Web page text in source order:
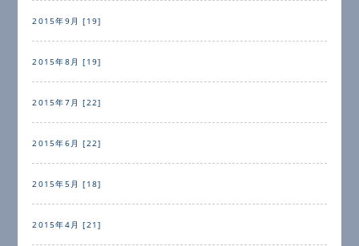
2015年9月 [19]
2015年8月 [19]
2015年7月 [22]
2015年6月 [22]
2015年5月 [18]
2015年4月 [21]